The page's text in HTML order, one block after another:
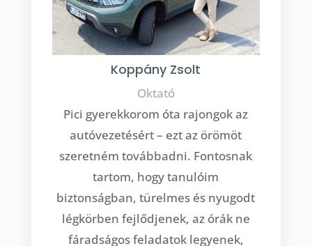
Koppány Zsolt
Oktató
Pici gyerekkorom óta rajongok az
autóvezetésért – ezt az örömöt
szeretném továbbadni. Fontosnak
tartom, hogy tanulóim
biztonságban, türelmes és nyugodt
légkörben fejlődjenek, az órák ne
fáradságos feladatok legyenek,